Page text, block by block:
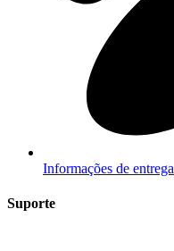
Informações de entrega
Suporte